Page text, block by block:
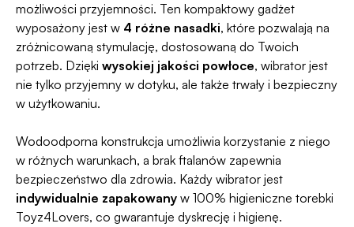
możliwości przyjemności. Ten kompaktowy gadżet
wyposażony jest w 4 różne nasadki, które pozwalają na
zróżnicowaną stymulację, dostosowaną do Twoich
potrzeb. Dzięki wysokiej jakości powłoce, wibrator jest
nie tylko przyjemny w dotyku, ale także trwały i bezpieczny
w użytkowaniu.
Wodoodporna konstrukcja umożliwia korzystanie z niego
w różnych warunkach, a brak ftalanów zapewnia
bezpieczeństwo dla zdrowia. Każdy wibrator jest
indywidualnie zapakowany w 100% higieniczne torebki
Toyz4Lovers, co gwarantuje dyskrecję i higienę.